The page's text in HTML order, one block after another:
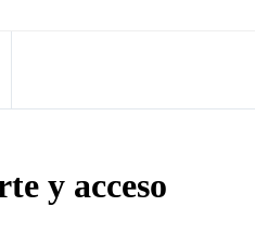
y acceso